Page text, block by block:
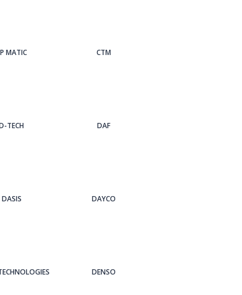
MATIC CTM
TECH DAF
DASIS DAYCO
DENSO